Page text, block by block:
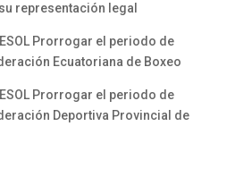
representación legal
Prorrogar el periodo de
Ecuatoriana de Boxeo
Prorrogar el periodo de
Deportiva Provincial de